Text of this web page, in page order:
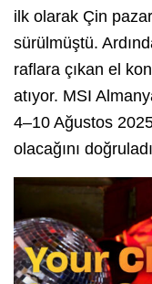
ilk olarak Çin
sürülmüştü.
raflara çıkan el
atıyor. MSI
4–10 Ağustos
olacağını